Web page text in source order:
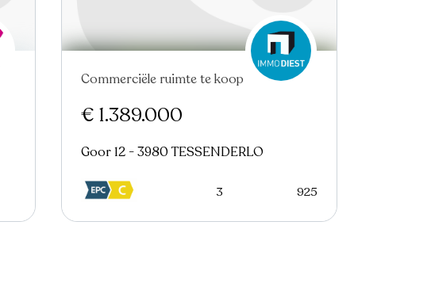
Commerciële ruimte te koop
€ 1.389.000
Goor 12 - 3980 TESSENDERLO
3 925